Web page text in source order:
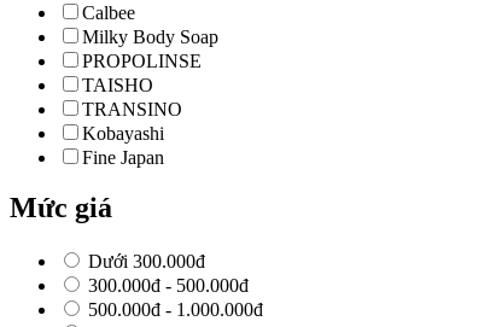
Calbee
Milky Body Soap
PROPOLINSE
TAISHO
TRANSINO
Kobayashi
Fine Japan
Mức giá
Dưới 300.000đ
300.000đ - 500.000đ
500.000đ - 1.000.000đ